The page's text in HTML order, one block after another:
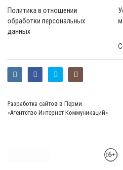
Политика в отношении
обработки персональных
данных
Разработка сайтов в Перми
«Агентство Интернет Коммуникаций»